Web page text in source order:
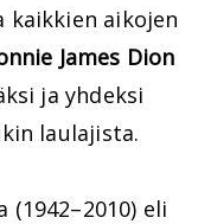
kaikkien aikojen
James Dion
ja yhdeksi
laulajista.
(1942–2010) eli